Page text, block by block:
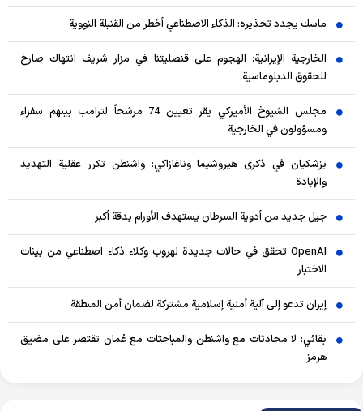
ماسك يجدد تحذيره: الذكاء الاصطناعي أخطر من القنبلة النووية
الخارجية الإيرانية: الهجوم على قنصليتنا في مزار شريف انتهاك صارخ
للحقوق الدبلوماسية
مجلس الشيوخ الأميركي يقر تعيين 74 مرشحاً لترامب بينهم سفراء
ومسؤولون في الخارجية
بزشكيان في ذكرى هيروشيما وناغازاكي: واشنطن تكرر عقلية التهديد
والإبادة
جيل جديد من أدوية السرطان يستهدف الأورام بدقة أكبر
OpenAI تحقق في حالات جديدة لهروب وكلاء ذكاء اصطناعي من بيئات
الاختبار
إيران تدعو إلى آلية أمنية إسلامية مشتركة لضمان أمن المنطقة
بقائي: لا محادثات مع واشنطن والمباحثات مع عُمان تقتصر على مضيق
هرمز